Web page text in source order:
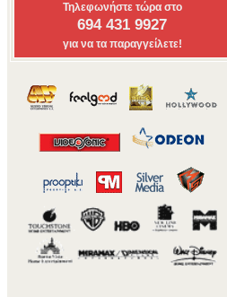
Τηλεφωνήστε τώρα στο
694 431 9927
για να τα παραγγείλετε!